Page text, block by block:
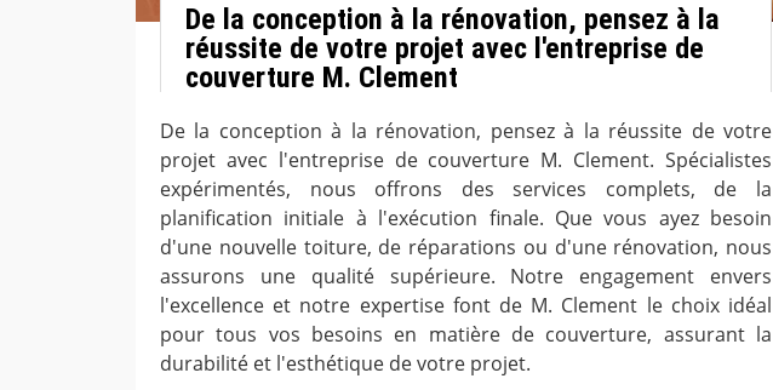
De la conception à la rénovation, pensez à la
réussite de votre projet avec l'entreprise de
couverture M. Clement
De la conception à la rénovation, pensez à la réussite de votre
projet avec l'entreprise de couverture M. Clement. Spécialistes
expérimentés, nous offrons des services complets, de la
planification initiale à l'exécution finale. Que vous ayez besoin
d'une nouvelle toiture, de réparations ou d'une rénovation, nous
assurons une qualité supérieure. Notre engagement envers
l'excellence et notre expertise font de M. Clement le choix idéal
pour tous vos besoins en matière de couverture, assurant la
durabilité et l'esthétique de votre projet.